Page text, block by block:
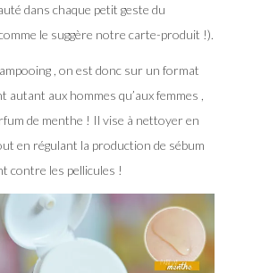
dans chaque petit geste du
le suggère notre carte-produit !).
, on est donc sur un format
autant aux hommes qu’aux femmes ,
de menthe ! Il vise à nettoyer en
en régulant la production de sébum
contre les pellicules !